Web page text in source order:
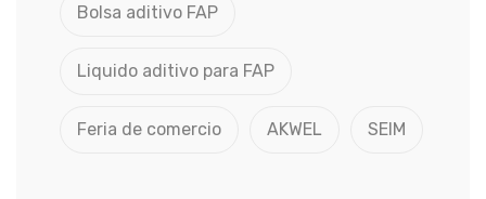
Bolsa aditivo FAP
Liquido aditivo para FAP
Feria de comercio AKWEL SEIM